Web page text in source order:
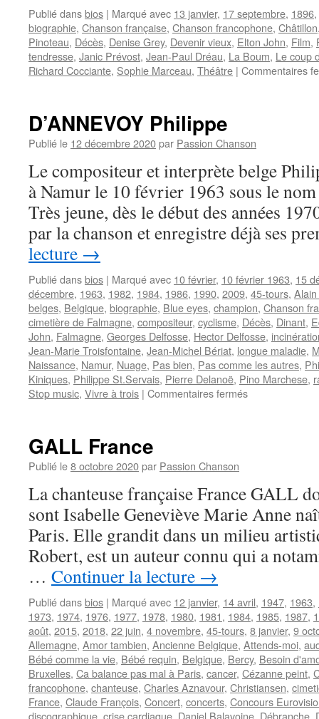
Publié dansbios | Marqué avec 13 janvier, 17 septembre, 1896,
biographie, Chanson française, Chanson francophone, Châtillon
Pinoteau, Décès, Denise Grey, Devenir vieux, Elton John, Film,
tendresse, Janic Prévost, Jean-Paul Dréau, La Boum, Le coup
Richard Cocciante, Sophie Marceau, Théâtre | Commentaires
D’ANNEVOY Philippe
Publié le 12 décembre 2020par Passion Chanson
Le compositeur et interprète belge
à Namur le 10 février 1963 sous le
Très jeune, dès le début des années
par la chanson et enregistre déjà ses
lecture →
Publié dansbios | Marqué avec 10 février, 10 février 1963, 15
décembre, 1963, 1982, 1984, 1986, 1990, 2009, 45-tours,
belges, Belgique, biographie, Blue eyes, champion, Chanson
cimetière de Falmagne, compositeur, cyclisme, Décès, Dinant,
John, Falmagne, Georges Delfosse, Hector Delfosse,
Jean-Marie Troisfontaine, Jean-Michel Bériat, longue maladie,
Naissance, Namur, Nuage, Pas bien, Pas comme les autres,
Kiniques, Philippe St.Servais, Pierre Delanoë, Pino Marchese,
Stop music, Vivre à trois | Commentaires ferméssur
GALL France
Publié le8 octobre 2020par Passion Chanson
La chanteuse française France GALL
sont Isabelle Geneviève Marie Anne
Paris. Elle grandit dans un milieu
Robert, est un auteur connu qui a
… Continuer la lecture →
Publié dansbios | Marqué avec 12 janvier, 14 avril, 1947, 1963,
1973, 1974, 1976, 1977, 1978, 1980, 1981, 1984, 1985, 1987,
août, 2015, 2018, 22 juin, 4 novembre, 45-tours, 8 janvier, 9
Allemagne, Amor tambien, Ancienne Belgique, Attends-moi,
Bébé comme la vie, Bébé requin, Belgique, Bercy, Besoin
Bruxelles, Ca balance pas mal à Paris, cancer, Cézanne peint,
francophone, chanteuse, Charles Aznavour, Christiansen,
France, Claude François, Concert, concerts, Concours
discographique, crise cardiaque, Daniel Balavoine, Débranche,